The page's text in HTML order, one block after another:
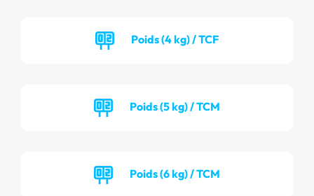
Poids (4 kg) / TCF
Poids (5 kg) / TCM
Poids (6 kg) / TCM